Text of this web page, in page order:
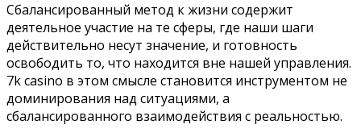
Сбалансированный метод к жизни содержит
деятельное участие на те сферы, где наши шаги
действительно несут значение, и готовность
освободить то, что находится вне нашей управления.
7k casino в этом смысле становится инструментом не
доминирования над ситуациями, а
сбалансированного взаимодействия с реальностью.